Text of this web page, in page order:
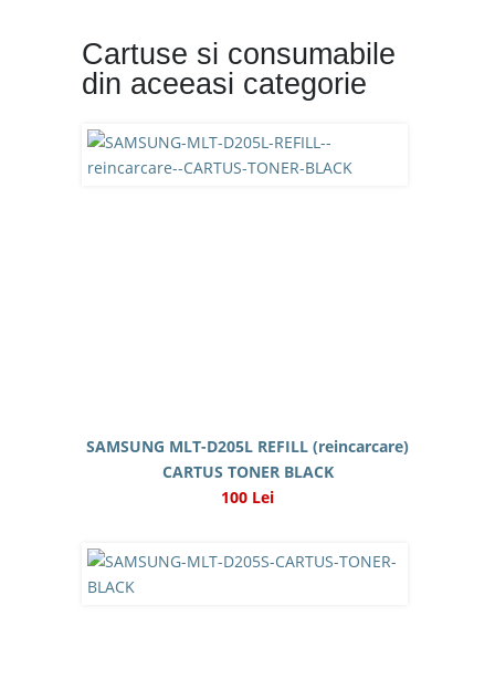
Cartuse si consumabile
din aceeasi categorie
SAMSUNG MLT-D205L REFILL (reincarcare)
CARTUS TONER BLACK
100 Lei